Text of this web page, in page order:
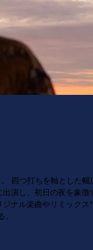
つ打ちを軸とした
演し、初日の夜を象
ナル楽曲やリミック